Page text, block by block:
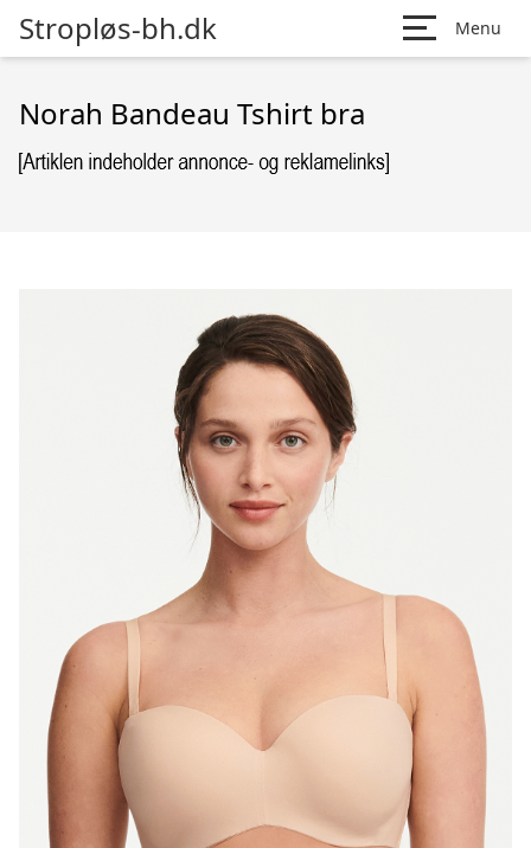
Stropløs-bh.dk Menu
Norah Bandeau Tshirt bra